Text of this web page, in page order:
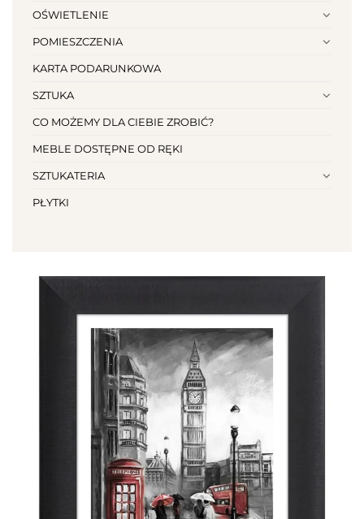
OŚWIETLENIE
POMIESZCZENIA
KARTA PODARUNKOWA
SZTUKA
CO MOŻEMY DLA CIEBIE ZROBIĆ?
MEBLE DOSTĘPNE OD RĘKI
SZTUKATERIA
PŁYTKI